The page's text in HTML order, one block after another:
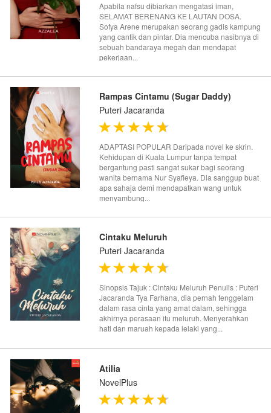
Apabila nafsu dibiarkan mengatasi iman,
SELAMAT BERENANG KE LAUTAN DOSA.
Sofya Arene merupakan seorang gadis kampung
yang cantik dan pintar. Dia mencuba nasibnya di
sebuah bandaraya megah dan mendapat
pekerjaan...
Rampas Cintamu (Sugar Daddy)
Puteri Jacaranda
ADAPTASI POPULAR Daripada novel ke skrin.
Kehidupan di Kuala Lumpur tanpa tempat
bergantung pasti sangat sukar bagi seorang
wanita bernama Nur Syafieya. Dia sanggup buat
apa sahaja demi mendapatkan wang untuk
menyambung...
Cintaku Meluruh
Puteri Jacaranda
Sinopsis Tajuk : Cintaku Meluruh Penulis : Puteri
Jacaranda Tya Farhana, dia pernah tenggelam
dalam rasa cinta yang amat dalam, sehingga
akhirnya perasaan itu meluruh. Menyerahkan
hati dan maruah kepada lelaki yang...
Atilia
NovelPlus